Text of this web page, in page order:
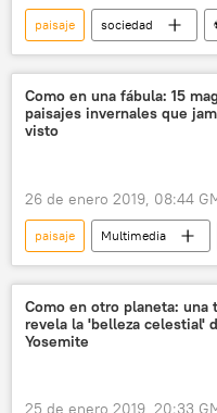
paisaje sociedad
Internacional
Rusia
Adelina Sotnikova
campeón
noticias
Como en una fábula: 15
paisajes invernales que
visto
26 de enero 2019, 08:44
paisaje Multimedia
invierno
nieve
Como en otro planeta: una
revela la 'belleza celestial'
Yosemite
25 de enero 2019, 20:33